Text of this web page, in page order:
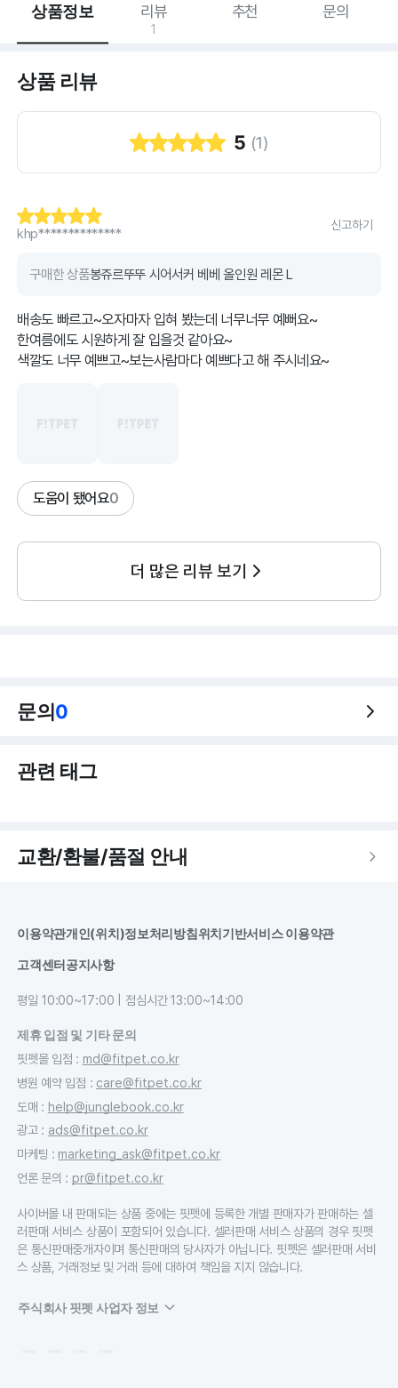
상품정보 리뷰
1
추천 문의
상품 리뷰
5 (1)
khp**************
신고하기
구매한 상품봉쥬르뚜뚜 시어서커 베베 올인원 레몬 L
배송도 빠르고~오자마자 입혀 봤는데 너무너무 예뻐요~
한여름에도 시원하게 잘 입을것 같아요~
색깔도 너무 예쁘고~보는사람마다 예쁘다고 해 주시네요~
도움이 됐어요0
더 많은 리뷰 보기
문의0
관련 태그
교환/환불/품절 안내
이용약관개인(위치)정보처리방침위치기반서비스 이용약관
고객센터공지사항
평일 10:00~17:00 | 점심시간 13:00~14:00
제휴 입점 및 기타 문의
핏펫몰 입점 : md@fitpet.co.kr
병원 예약 입점 : care@fitpet.co.kr
도매 : help@junglebook.co.kr
광고: ads@fitpet.co.kr
마케팅 : marketing_ask@fitpet.co.kr
언론 문의 : pr@fitpet.co.kr
사이버몰 내 판매되는 상품 중에는 핏펫에 등록한 개별 판매자가 판매하는 셀
러판매 서비스 상품이 포함되어 있습니다. 셀러판매 서비스 상품의 경우 핏펫
은 통신판매중개자이며 통신판매의 당사자가 아닙니다. 핏펫은 셀러판매 서비
스 상품, 거래정보 및 거래 등에 대하여 책임을 지지 않습니다.
주식회사 핏펫 사업자 정보